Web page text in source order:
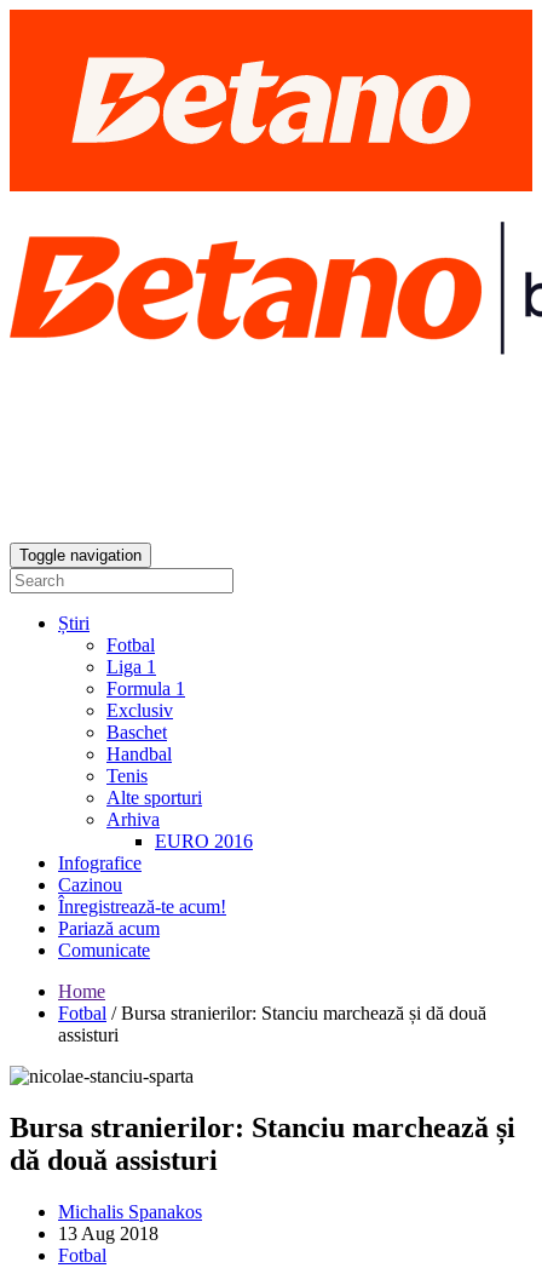
Toggle navigation
Știri
Fotbal
Liga 1
Formula 1
Exclusiv
Baschet
Handbal
Tenis
Alte sporturi
Arhiva
EURO 2016
Infografice
Cazinou
Înregistrează-te acum!
Pariază acum
Comunicate
Home
Fotbal /Bursa stranierilor: Stanciu marchează și dă două
assisturi
Bursa stranierilor: Stanciu marchează și
dă două assisturi
Michalis Spanakos
13 Aug 2018
Fotbal